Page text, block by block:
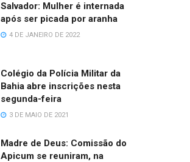
Salvador: Mulher é internada
após ser picada por aranha
4 DE JANEIRO DE 2022
Colégio da Polícia Militar da
Bahia abre inscrições nesta
segunda-feira
3 DE MAIO DE 2021
Madre de Deus: Comissão do
Apicum se reuniram, na